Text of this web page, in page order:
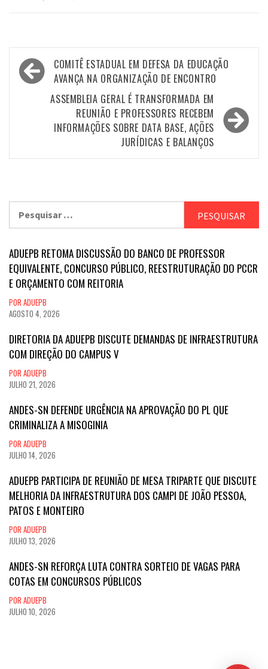
Navegação
de
COMITÊ ESTADUAL EM DEFESA DA EDUCAÇÃO
AVANÇA NA ORGANIZAÇÃO DE ENCONTRO
ASSEMBLEIA GERAL É TRANSFORMADA EM
REUNIÃO E PROFESSORES RECEBEM
INFORMAÇÕES SOBRE DATA BASE, AÇÕES
JURÍDICAS E BALANÇOS
ADUEPB RETOMA DISCUSSÃO DO BANCO DE PROFESSOR
EQUIVALENTE, CONCURSO PÚBLICO, REESTRUTURAÇÃO DO PCCR
E ORÇAMENTO COM REITORIA
POR ADUEPB
AGOSTO 4, 2026
DIRETORIA DA ADUEPB DISCUTE DEMANDAS DE INFRAESTRUTURA
COM DIREÇÃO DO CAMPUS V
POR ADUEPB
JULHO 21, 2026
ANDES-SN DEFENDE URGÊNCIA NA APROVAÇÃO DO PL QUE
CRIMINALIZA A MISOGINIA
POR ADUEPB
JULHO 14, 2026
ADUEPB PARTICIPA DE REUNIÃO DE MESA TRIPARTE QUE DISCUTE
MELHORIA DA INFRAESTRUTURA DOS CAMPI DE JOÃO PESSOA,
PATOS E MONTEIRO
POR ADUEPB
JULHO 13, 2026
ANDES-SN REFORÇA LUTA CONTRA SORTEIO DE VAGAS PARA
COTAS EM CONCURSOS PÚBLICOS
POR ADUEPB
JULHO 10, 2026